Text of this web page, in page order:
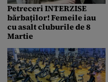
Petreceri INTERZISE
bărbaților! Femeile iau
cu asalt cluburile de 8
Martie